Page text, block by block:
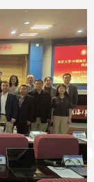
会议。王厚
谢。他表
作用。2022
研究院考察，
性科技攻关
100周年之
信，希望学校
、引领性海
时代重任的
总书记考察